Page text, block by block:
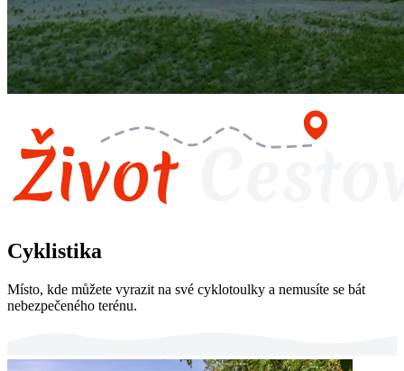
Cyklistika
Místo, kde můžete vyrazit na své cyklotoulky a nemusíte se bát
nebezpečeného terénu.